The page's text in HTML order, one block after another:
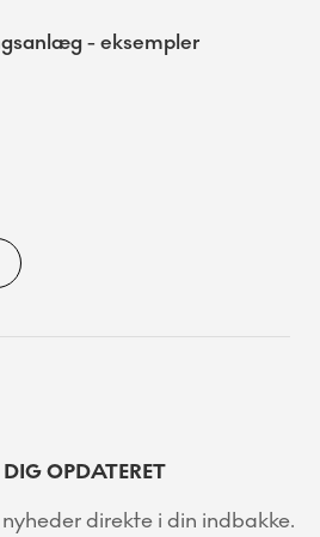
- eksempler
OPDATERET
direkte i din indbakke.